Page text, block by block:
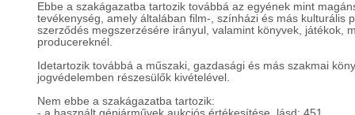
Ebbe a szakágazatba tartozik továbbá az egyének mint
tevékenység, amely általában film-, színházi és más kulturális
szerződés megszerzésére irányul, valamint könyvek, játékok,
producereknél.
Idetartozik továbbá a műszaki, gazdasági és más szakmai
jogvédelemben részesülők kivételével.
Nem ebbe a szakágazatba tartozik: